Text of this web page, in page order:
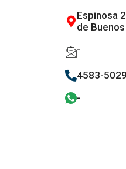
Espinosa
de
-
4583-5029
-